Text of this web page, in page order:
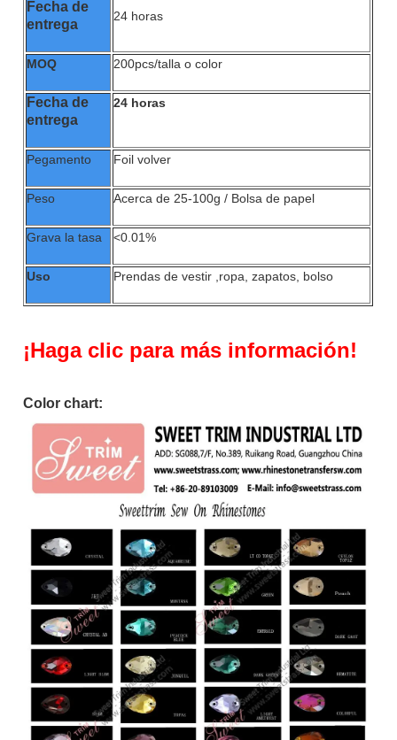
Fecha de
entrega
24 horas
MOQ 200pcs/talla o color
Fecha de
entrega
24 horas
Pegamento Foil volver
Peso Acerca de 25-100g / Bolsa de papel
Grava la tasa <0.01%
Uso Prendas de vestir , ropa, zapatos, bolso
¡Haga clic para más información!
Color chart: